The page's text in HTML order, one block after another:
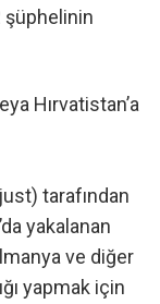
şüphelinin
Hırvatistan’a
tarafından
yakalanan
ve diğer
yapmak için